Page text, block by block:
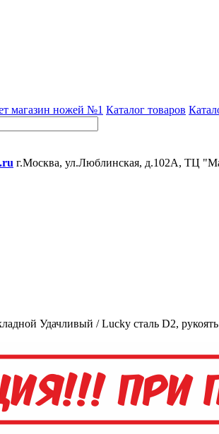
магазин ножей №1 Каталог товаров
г.Москва, ул.Люблинская, д.102А, ТЦ
Удачливый / Lucky сталь D2,